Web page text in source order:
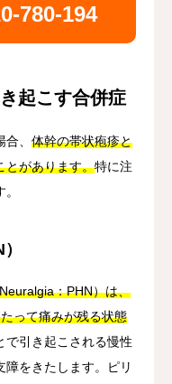
780-194
起こす合併症
、 体幹の帯状疱疹と
とがあります。特に注
：PHN）は、
って痛みが残る状態
で引き起こされる慢性
をきたします。ピリ